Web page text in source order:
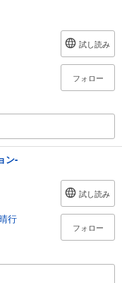
試し読み
フォロー
ン-
行
試し読み
フォロー